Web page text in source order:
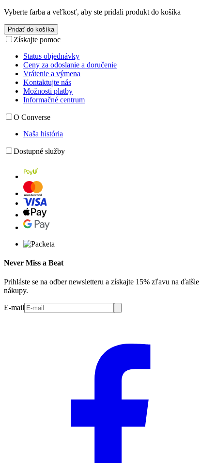
Vyberte farba a veľkosť, aby ste pridali produkt do košíka
Pridať do košíka
Získajte pomoc
Status objednávky
Ceny za odoslanie a doručenie
Vrátenie a výmena
Kontaktujte nás
Možnosti platby
Informačné centrum
O Converse
Naša história
Dostupné služby
Never Miss a Beat
Prihláste se na odber newsletteru a získajte 15% zľavu na ďalšie
nákupy.
E-mail